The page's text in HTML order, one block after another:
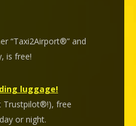
“Taxi2Airport®” and
is free!
luggage!
Trustpilot®!), free
or night.